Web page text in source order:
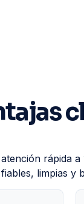
rápida
limpias y